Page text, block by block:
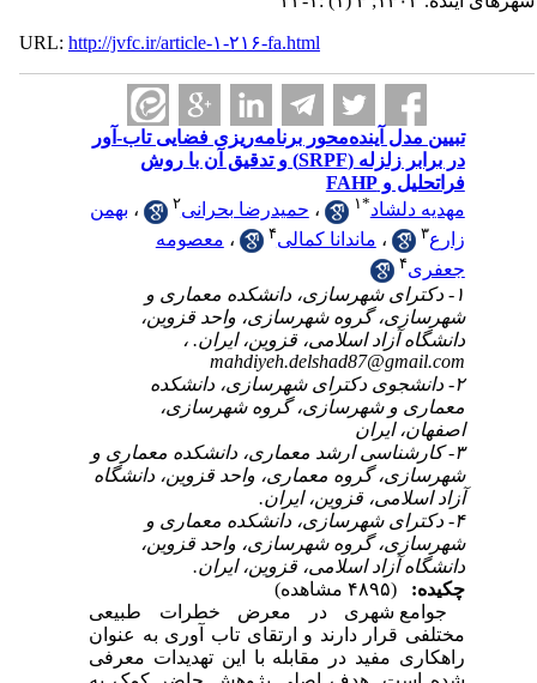
URL: http://jvfc.ir/article-۱-۲۱۶-fa.html
تبیین مدل آینده‌محور برنامه‌ریزی فضایی تاب-آور
در برابر زلزله (SRPF) و تدقیق آن با روش
فراتحلیل و FAHP
مهدیه دلشاد*۱ ، حمیدرضا بحرانی۲ ، بهمن
زارع۳ ، ماندانا کمالی۴ ، معصومه
جعفری۴
۱- دکترای شهرسازی، دانشکده معماری و
شهرسازی، گروه شهرسازی، واحد قزوین،
دانشگاه آزاد اسلامی، قزوین، ایران. ،
mahdiyeh.delshad87@gmail.com
۲- دانشجوی دکترای شهرسازی، دانشکده
معماری و شهرسازی، گروه شهرسازی،
اصفهان، ایران
۳- کارشناسی ارشد معماری، دانشکده معماری و
شهرسازی، گروه معماری، واحد قزوین، دانشگاه
آزاد اسلامی، قزوین، ایران.
۴- دکترای شهرسازی، دانشکده معماری و
شهرسازی، گروه شهرسازی، واحد قزوین،
دانشگاه آزاد اسلامی، قزوین، ایران.
چکیده:
(۴۸۹۵ مشاهده)
جوامع شهری در معرض خطرات طبیعی
مختلفی قرار دارند و ارتقای تاب ­آوری به عنوان
راهکاری مفید در مقابله با این تهدیدات معرفی